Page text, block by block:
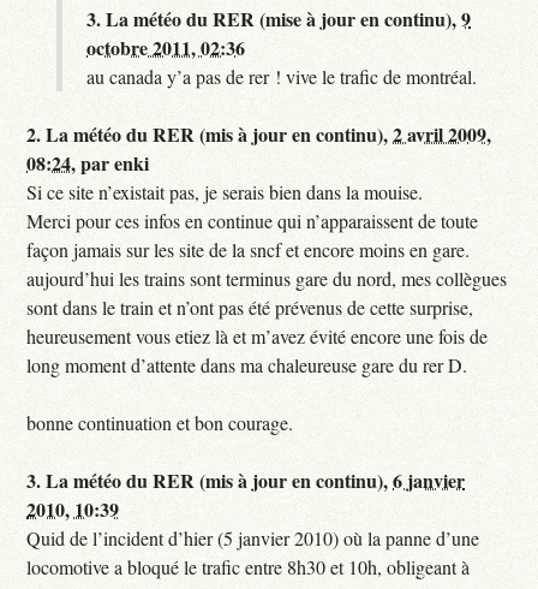
3.La météo du RER (mise à jour en continu),9
octobre 2011, 02:36
au canada y’a pas de rer ! vive le trafic de montréal.
2.La météo du RER (mis à jour en continu),2 avril 2009,
08:24,parenki
Si ce site n’existait pas, je serais bien dans la mouise.
Merci pour ces infos en continue qui n’apparaissent de toute
façon jamais sur les site de la sncf et encore moins en gare.
aujourd’hui les trains sont terminus gare du nord, mes collègues
sont dans le train et n’ont pas été prévenus de cette surprise,
heureusement vous etiez là et m’avez évité encore une fois de
long moment d’attente dans ma chaleureuse gare du rer D.
bonne continuation et bon courage.
3.La météo du RER (mis à jour en continu),6 janvier
2010, 10:39
Quid de l’incident d’hier (5 janvier 2010) où la panne d’une
locomotive a bloqué le trafic entre 8h30 et 10h, obligeant à